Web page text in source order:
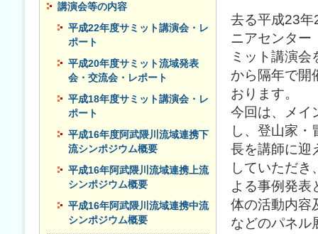
講演会等の内容
平成22年度サミット講演会・レ
ポート
平成20年度サミット流域発表
会・交流会・レポート
平成18年度サミット講演会・レ
ポート
平成16年度阿武隈川流域連携下
流シンポジウム概要
平成16年阿武隈川流域連携上流
シンポジウム概要
平成16年阿武隈川流域連携中流
シンポジウム概要
去る平成23年
ニアセンター
ミット講演
から隔年で開
おります。
今回は、メイ
し、登山家
長を講師に迎
していただ
よる事例発表
体の活動内容
などのパネル